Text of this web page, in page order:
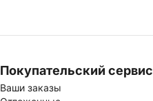
Покупательский сервис
Ваши заказы